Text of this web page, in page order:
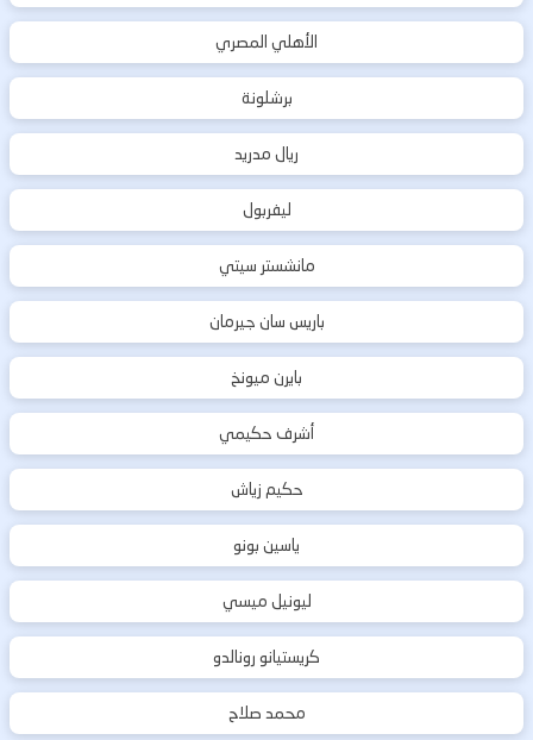
الأهلي المصري
برشلونة
ريال مدريد
ليفربول
مانشستر سيتي
باريس سان جيرمان
بايرن ميونخ
أشرف حكيمي
حكيم زياش
ياسين بونو
ليونيل ميسي
كريستيانو رونالدو
محمد صلاح